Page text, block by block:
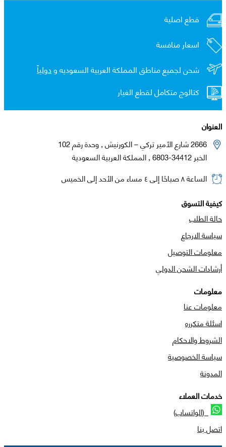
قطع اصلية
اسعار منافسة
شحن لجميع مناطق المملكة العربية السعوديه ودولياً
كتالوج متكامل لقطع الغيار
العنوان
2666 شارع الأمير تركي – الكورنيش , وحدة رقم 102
الخبر 34412-6803 , المملكة العربية السعودية
الساعة ٨ صباحًا إلى ٤ مساء من الأحد إلى الخميس
كيفية التسوق
حالة الطلب
سياسة الارجاع
معلومات التوصيل
أرشادات الشحن الدولي
معلومات
معلومات عنا
اسئلة متكرره
الشروط والاحكام
سياسة الخصوصية
المدونة
خدمات العملاء
(الواتساب)
اتصل بنا